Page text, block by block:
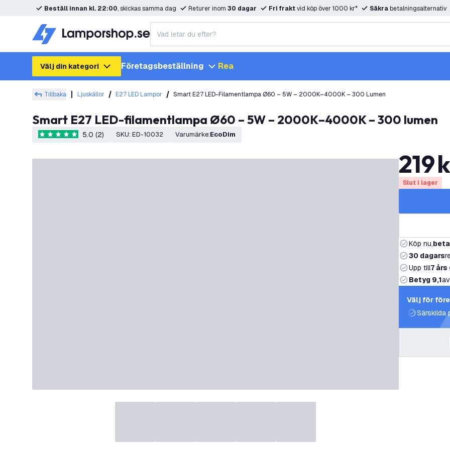
Beställ innan kl. 22:00, skickas samma dag Returer inom 30 dagar Fri fraktvid köp över 1000 kr* Säkrabetalningsalternativ
Välj din kategori Företagsbeställning Rea
Tillbaka Ljuskällor E27 LED Lampor Smart E27 LED-Filamentlampa Ø60 – 5W – 2000K–4000K – 300 Lumen
Smart E27 LED-filamentlampa Ø60 – 5W – 2000K–4000K – 300 lumen
5 stjärnbetyg 5.0 (2) SKU: ED-10032 Varumärke: EcoDim
219
Slut i lager
Köp nu,
30 dagars
Upp till7
Betyg 9,1av
Välj för
Särskilda